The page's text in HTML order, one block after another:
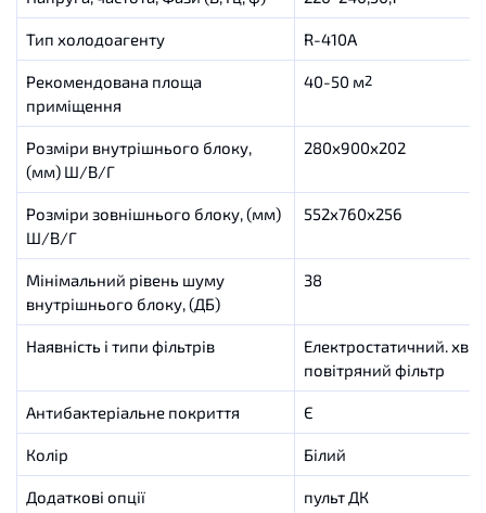
Тип холодоагенту R-410A
Рекомендована площа
приміщення
40-50 м2
Розміри внутрішнього блоку,
(мм) Ш/В/Г
280x900x202
Розміри зовнішнього блоку, (мм)
Ш/В/Г
552x760x256
Мінімальний рівень шуму
внутрішнього блоку, (ДБ)
38
Наявність і типи фільтрів
Електростатичний.
повітряний фільтр
Антибактеріальне покриття Є
Колір Білий
Додаткові опції пульт ДК